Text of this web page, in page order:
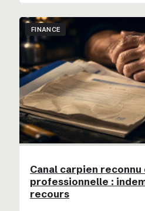
FINANCE
Canal carpien reconnu
professionnelle :
recours